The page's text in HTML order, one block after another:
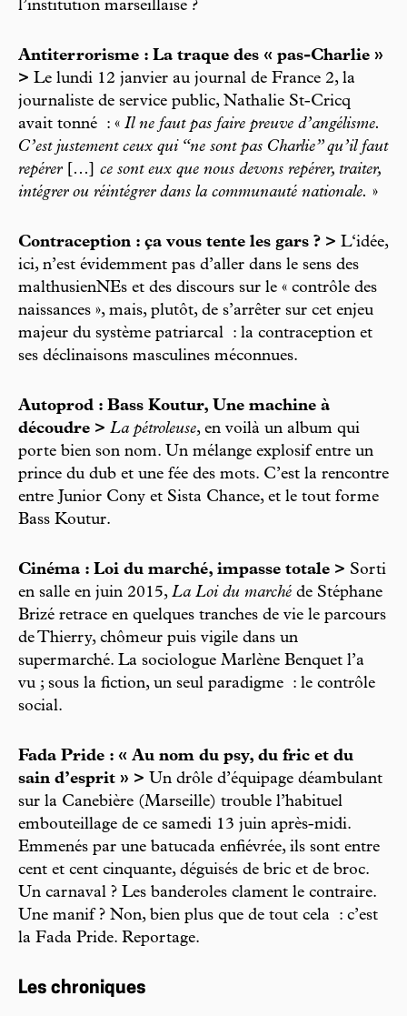
l’institution marseillaise ?
Antiterrorisme : La traque des « pas-Charlie »
> Le lundi 12 janvier au journal de France 2, la
journaliste de service public, Nathalie St-Cricq
avait tonné : « Il ne faut pas faire preuve d’angélisme.
C’est justement ceux qui “ne sont pas Charlie” qu’il faut
repérer[…] ce sont eux que nous devons repérer, traiter,
intégrer ou réintégrer dans la communauté nationale. »
Contraception : ça vous tente les gars ? > L‘idée,
ici, n’est évidemment pas d’aller dans le sens des
malthusienNEs et des discours sur le « contrôle des
naissances », mais, plutôt, de s’arrêter sur cet enjeu
majeur du système patriarcal : la contraception et
ses déclinaisons masculines méconnues.
Autoprod : Bass Koutur, Une machine à
découdre > La pétroleuse, en voilà un album qui
porte bien son nom. Un mélange explosif entre un
prince du dub et une fée des mots. C’est la rencontre
entre Junior Cony et Sista Chance, et le tout forme
Bass Koutur.
Cinéma : Loi du marché, impasse totale > Sorti
en salle en juin 2015, La Loi du marché de Stéphane
Brizé retrace en quelques tranches de vie le parcours
de Thierry, chômeur puis vigile dans un
supermarché. La sociologue Marlène Benquet l’a
vu ; sous la fiction, un seul paradigme : le contrôle
social.
Fada Pride : « Au nom du psy, du fric et du
sain d’esprit » > Un drôle d’équipage déambulant
sur la Canebière (Marseille) trouble l’habituel
embouteillage de ce samedi 13 juin après-midi.
Emmenés par une batucada enfiévrée, ils sont entre
cent et cent cinquante, déguisés de bric et de broc.
Un carnaval ? Les banderoles clament le contraire.
Une manif ? Non, bien plus que de tout cela : c’est
la Fada Pride. Reportage.
Les chroniques